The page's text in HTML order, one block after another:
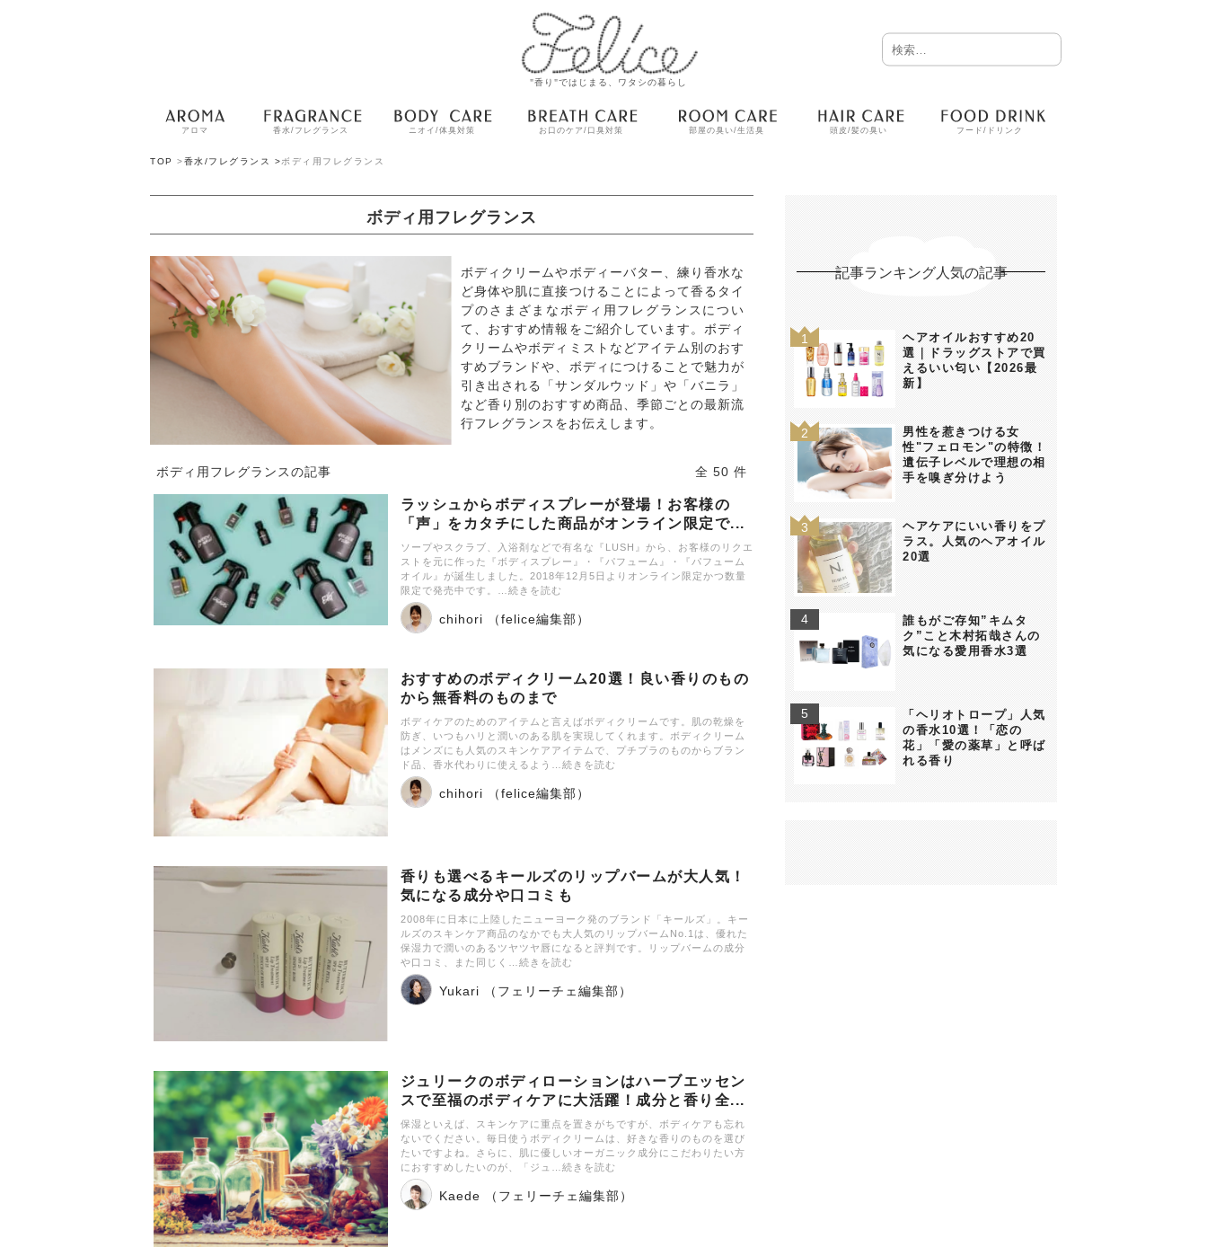
"香り"ではじまる、ワタシの暮らし
アロマ 香水/フレグランス ニオイ/体臭対策 お口のケア/口臭対策 部屋の臭い/生活臭 頭皮/髪の臭い フード/ドリンク
TOP >香水/フレグランス >ボディ用フレグランス
ボディ用フレグランス
ボディクリームやボディーバター、練り香水な
ど身体や肌に直接つけることによって香るタイ
プのさまざまなボディ用フレグランスについ
て、おすすめ情報をご紹介しています。ボディ
クリームやボディミストなどアイテム別のおす
すめブランドや、ボディにつけることで魅力が
引き出される「サンダルウッド」や「バニラ」
など香り別のおすすめ商品、季節ごとの最新流
行フレグランスをお伝えします。
ボディ用フレグランスの記事 全 50 件
ラッシュからボディスプレーが登場！お客様の
「声」をカタチにした商品がオンライン限定で...
ソープやスクラブ、入浴剤などで有名な『LUSH』から、お客様のリクエ
ストを元に作った『ボディスプレー』・『パフューム』・『パフューム
オイル』が誕生しました。2018年12月5日よりオンライン限定かつ数量
限定で発売中です。…続きを読む
chihori （felice編集部）
おすすめのボディクリーム20選！良い香りのもの
から無香料のものまで
ボディケアのためのアイテムと言えばボディクリームです。肌の乾燥を
防ぎ、いつもハリと潤いのある肌を実現してくれます。ボディクリーム
はメンズにも人気のスキンケアアイテムで、プチプラのものからブラン
ド品、香水代わりに使えるよう…続きを読む
chihori （felice編集部）
香りも選べるキールズのリップバームが大人気！
気になる成分や口コミも
2008年に日本に上陸したニューヨーク発のブランド「キールズ」。キー
ルズのスキンケア商品のなかでも大人気のリップバームNo.1は、優れた
保湿力で潤いのあるツヤツヤ唇になると評判です。リップバームの成分
や口コミ、また同じく…続きを読む
Yukari （フェリーチェ編集部）
ジュリークのボディローションはハーブエッセン
スで至福のボディケアに大活躍！成分と香り全...
保湿といえば、スキンケアに重点を置きがちですが、ボディケアも忘れ
ないでください。毎日使うボディクリームは、好きな香りのものを選び
たいですよね。さらに、肌に優しいオーガニック成分にこだわりたい方
におすすめしたいのが、「ジュ…続きを読む
Kaede （フェリーチェ編集部）
記事ランキング人気の記事
ヘアオイルおすすめ20
選｜ドラッグストアで買
えるいい匂い【2026最
新】
男性を惹きつける女
性"フェロモン"の特徴！
遺伝子レベルで理想の相
手を嗅ぎ分けよう
ヘアケアにいい香りをプ
ラス。人気のヘアオイル
20選
誰もがご存知”キムタ
ク”こと木村拓哉さんの
気になる愛用香水3選
「ヘリオトロープ」人気
の香水10選！「恋の
花」「愛の薬草」と呼ば
れる香り